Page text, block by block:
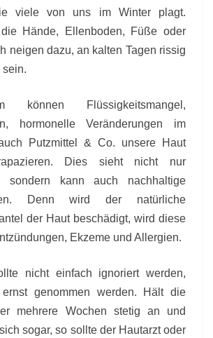
viele von uns im Winter plagt.
die Hände, Ellenboden, Füße oder
neigen dazu, an kalten Tagen rissig
sein.
können Flüssigkeitsmangel,
hormonelle Veränderungen im
Putzmittel & Co. unsere Haut
Dies sieht nicht nur
sondern kann auch nachhaltige
Denn wird der natürliche
der Haut beschädigt, wird diese
Ekzeme und Allergien.
nicht einfach ignoriert werden,
genommen werden. Hält die
mehrere Wochen stetig an und
sogar, so sollte der Hautarzt oder